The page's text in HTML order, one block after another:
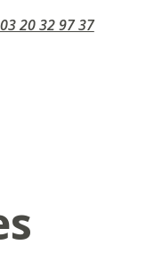
03 20 32 97 37